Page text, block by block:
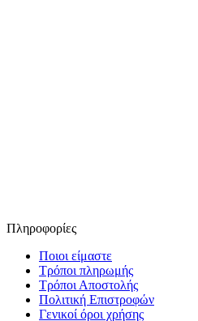
Πληροφορίες
Ποιοι είμαστε
Τρόποι πληρωμής
Τρόποι Αποστολής
Πολιτική Επιστροφών
Γενικοί όροι χρήσης